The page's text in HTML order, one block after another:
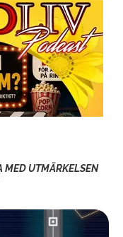
MED UTMÄRKELSEN